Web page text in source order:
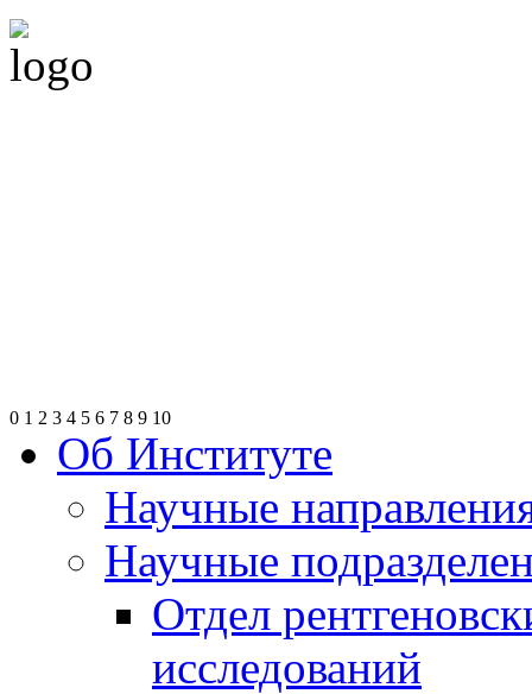
0 1 2 3 4 5 6 7 8 9 10
Об Институте
Научные
Научные
Отдел
исследований